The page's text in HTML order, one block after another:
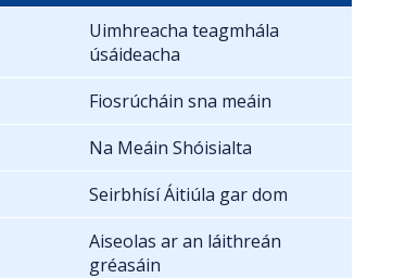
Uimhreacha teagmhála
úsáideacha
Fiosrúcháin sna meáin
Na Meáin Shóisialta
Seirbhísí Áitiúla gar dom
Aiseolas ar an láithreán
gréasáin